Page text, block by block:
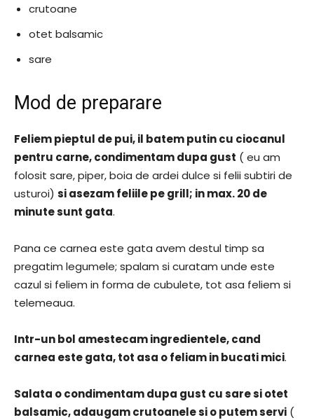
crutoane
otet balsamic
sare
Mod de preparare
Feliem pieptul de pui, il batem putin cu ciocanul
pentru carne, condimentam dupa gust ( eu am
folosit sare, piper, boia de ardei dulce si felii subtiri de
usturoi) si asezam feliile pe grill; in max. 20 de
minute sunt gata.
Pana ce carnea este gata avem destul timp sa
pregatim legumele; spalam si curatam unde este
cazul si feliem in forma de cubulete, tot asa feliem si
telemeaua.
Intr-un bol amestecam ingredientele, cand
carnea este gata, tot asa o feliam in bucati mici.
Salata o condimentam dupa gust cu sare si otet
balsamic, adaugam crutoanele si o putem servi (